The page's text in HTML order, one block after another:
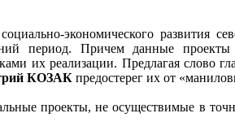
экономического развития
период. Причем данные
их реализации. Предлагая слово
КОЗАК предостерег их от
проекты, не осуществимые в